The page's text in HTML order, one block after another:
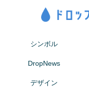
シンボル
DropNews
デザイン